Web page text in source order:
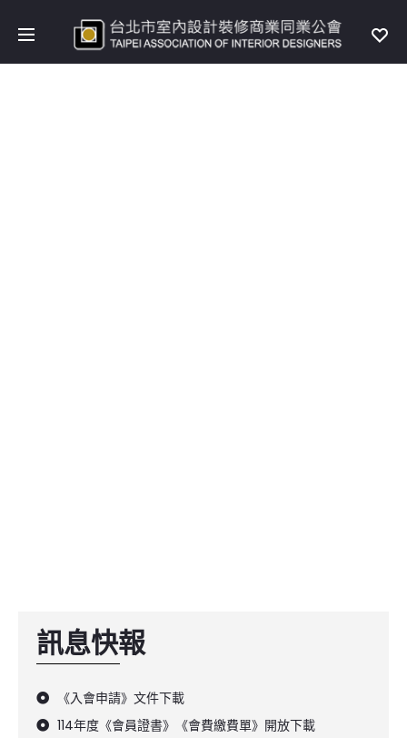
訊息快報
《入會申請》文件下載
114年度《會員證書》《會費繳費單》開放下載